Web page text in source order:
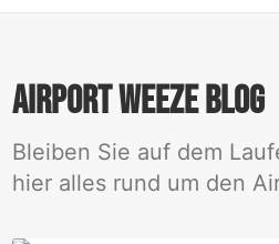
UNTERNEHMEN &
FLIEGEN
AN- &
Airport Weeze blog
Bleiben Sie auf dem
hier alles rund um den